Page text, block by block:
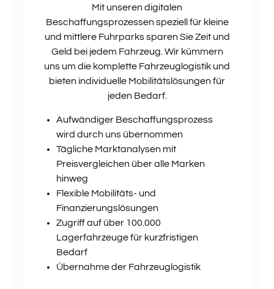
Mit unseren digitalen
Beschaffungsprozessen speziell für kleine
und mittlere Fuhrparks sparen Sie Zeit und
Geld bei jedem Fahrzeug. Wir kümmern
uns um die komplette Fahrzeuglogistik und
bieten individuelle Mobilitätslösungen für
jeden Bedarf.
Aufwändiger Beschaffungsprozess
wird durch uns übernommen
Tägliche Marktanalysen mit
Preisvergleichen über alle Marken
hinweg
Flexible Mobilitäts- und
Finanzierungslösungen
Zugriff auf über 100.000
Lagerfahrzeuge für kurzfristigen
Bedarf
Übernahme der Fahrzeuglogistik